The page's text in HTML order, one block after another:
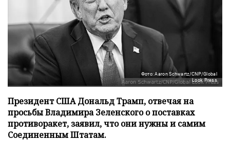
Фото: Aaron Schwartz/CNP/Global
Look Press
Президент США Дональд Трамп, отвечая на
просьбы Владимира Зеленского о поставках
противоракет, заявил, что они нужны и самим
Соединенным Штатам.